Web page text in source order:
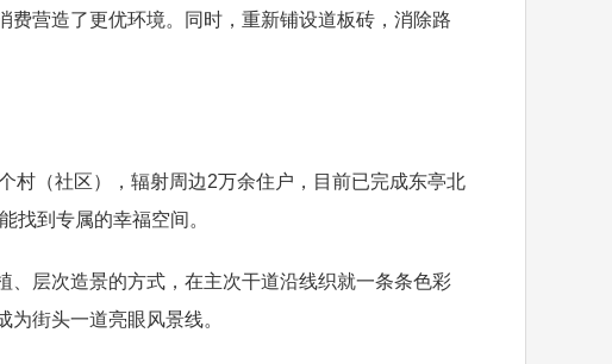
营造了更优环境。同时，重新铺设道板砖，消除路
（社区），辐射周边2万余住户，目前已完成东亭北
找到专属的幸福空间。
层次造景的方式，在主次干道沿线织就一条条色彩
街头一道亮眼风景线。